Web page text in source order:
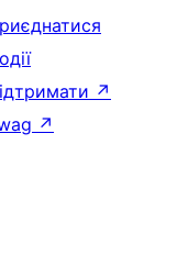
↗
↗